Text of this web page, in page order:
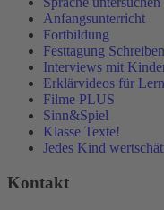
Anfangsunterricht
Fortbildung
Festtagung
Interviews mit
Erklärvideos für
Filme PLUS
Sinn&Spiel
Klasse Texte!
Jedes Kind
Kontakt